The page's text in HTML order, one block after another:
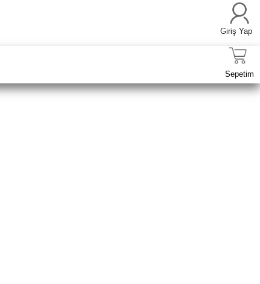
Giriş Yap
Sepetim